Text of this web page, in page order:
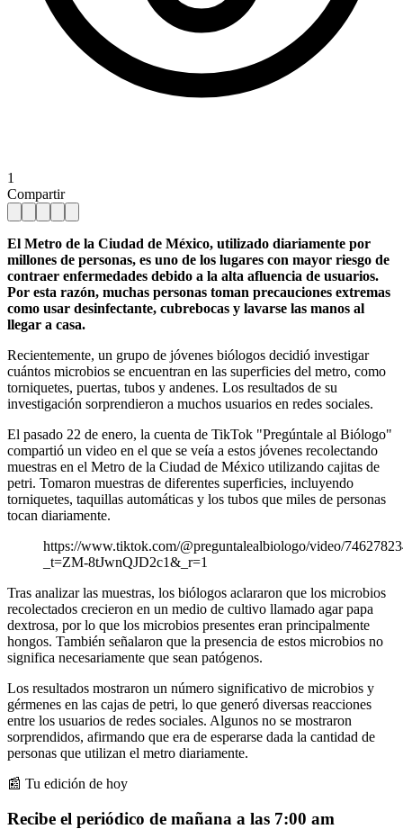
1
Compartir
El Metro de la Ciudad de México, utilizado diariamente por
millones de personas, es uno de los lugares con mayor riesgo de
contraer enfermedades debido a la alta afluencia de usuarios.
Por esta razón, muchas personas toman precauciones extremas
como usar desinfectante, cubrebocas y lavarse las manos al
llegar a casa.
Recientemente, un grupo de jóvenes biólogos decidió investigar
cuántos microbios se encuentran en las superficies del metro, como
torniquetes, puertas, tubos y andenes. Los resultados de su
investigación sorprendieron a muchos usuarios en redes sociales.
El pasado 22 de enero, la cuenta de TikTok "Pregúntale al Biólogo"
compartió un video en el que se veía a estos jóvenes recolectando
muestras en el Metro de la Ciudad de México utilizando cajitas de
petri. Tomaron muestras de diferentes superficies, incluyendo
torniquetes, taquillas automáticas y los tubos que miles de personas
tocan diariamente.
https://www.tiktok.com/@preguntalealbiologo/video/
_t=ZM-8tJwnQJD2c1&_r=1
Tras analizar las muestras, los biólogos aclararon que los microbios
recolectados crecieron en un medio de cultivo llamado agar papa
dextrosa, por lo que los microbios presentes eran principalmente
hongos. También señalaron que la presencia de estos microbios no
significa necesariamente que sean patógenos.
Los resultados mostraron un número significativo de microbios y
gérmenes en las cajas de petri, lo que generó diversas reacciones
entre los usuarios de redes sociales. Algunos no se mostraron
sorprendidos, afirmando que era de esperarse dada la cantidad de
personas que utilizan el metro diariamente.
📰 Tu edición de hoy
Recibe el periódico de mañana a las 7:00 am